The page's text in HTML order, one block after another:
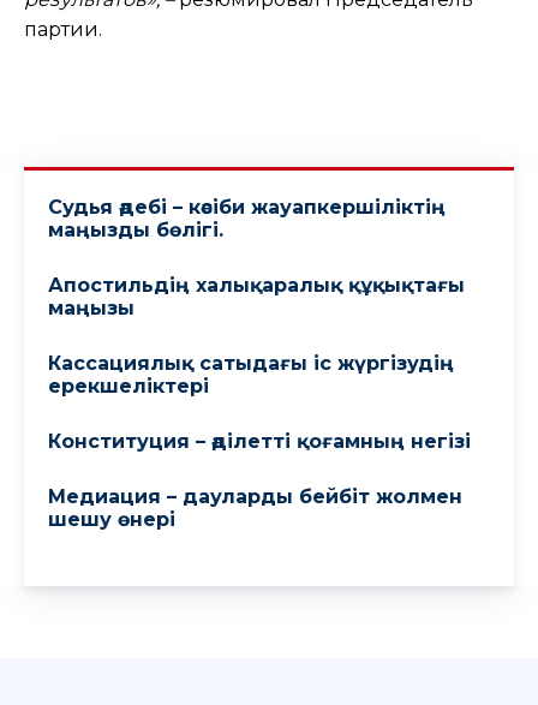
партии.
Судья әдебі – кәсіби жауапкершіліктің
маңызды бөлігі.
Апостильдің халықаралық құқықтағы
маңызы
Кассациялық сатыдағы іс жүргізудің
ерекшеліктері
Конституция – әділетті қоғамның негізі
Медиация – дауларды бейбіт жолмен
шешу өнері